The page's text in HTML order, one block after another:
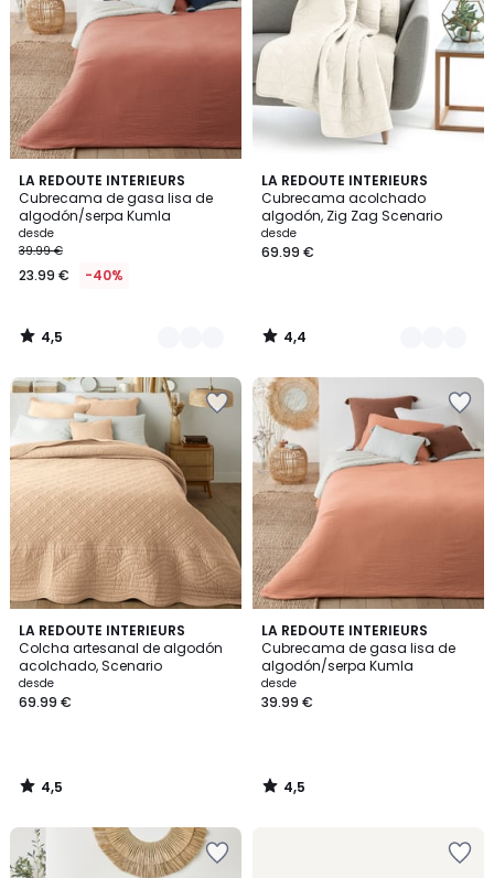
LA REDOUTE INTERIEURS
Cubrecama de gasa lisa de
algodón/serpa Kumla
desde
39.99 €
23.99 € -40%
4,5
/ 5
4
Colores
4,5
/
LA REDOUTE INTERIEURS
Cubrecama acolchado
algodón, Zig Zag Scenario
desde
69.99 €
4,4
/ 5
2
Colores
4,4
/
LA REDOUTE INTERIEURS
Colcha artesanal de algodón
acolchado, Scenario
desde
69.99 €
4,5
/ 5
4,5
/
LA REDOUTE INTERIEURS
Cubrecama de gasa lisa de
algodón/serpa Kumla
desde
39.99 €
4,5
/ 5
4,5
/